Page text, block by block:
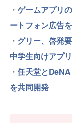
・ ゲームアプリ
ートフォン広告
・ グリー、啓発
中学生向けアプ
・ 任天堂と
を共同開発